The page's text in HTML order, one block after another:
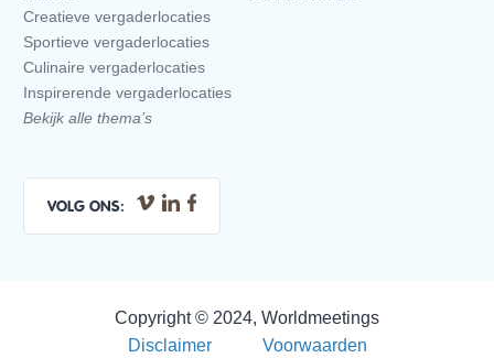
Creatieve vergaderlocaties
Sportieve vergaderlocaties
Culinaire vergaderlocaties
Inspirerende vergaderlocaties
Bekijk alle thema’s
VOLG ONS:
Copyright © 2024, Worldmeetings
Disclaimer
Voorwaarden